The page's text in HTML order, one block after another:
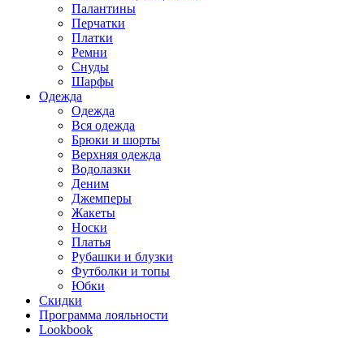
Палантины
Перчатки
Платки
Ремни
Снуды
Шарфы
Одежда
Одежда
Вся одежда
Брюки и шорты
Верхняя одежда
Водолазки
Деним
Джемперы
Жакеты
Носки
Платья
Рубашки и блузки
Футболки и топы
Юбки
Скидки
Программа лояльности
Lookbook